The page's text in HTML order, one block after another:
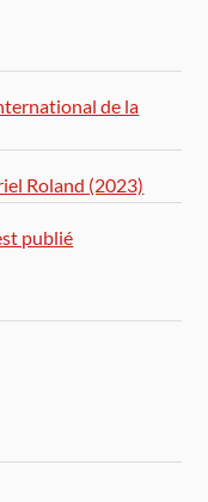
de la
Roland (2023)
publié